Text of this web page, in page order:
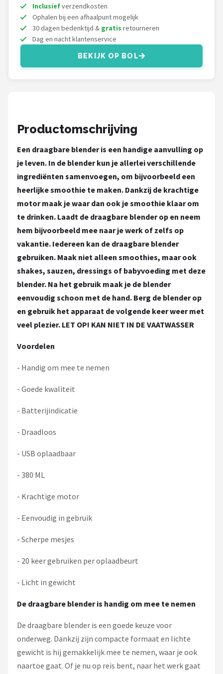
Inclusiefverzendkosten
Ophalen bij een afhaalpunt mogelijk
30 dagen bedenktijd & gratis retourneren
Dag en nacht klantenservice
BEKIJK OP BOL
Productomschrijving
Een draagbare blender is een handige aanvulling op
je leven. In de blender kun je allerlei verschillende
ingrediënten samenvoegen, om bijvoorbeeld een
heerlijke smoothie te maken. Dankzij de krachtige
motor maak je waar dan ook je smoothie klaar om
te drinken. Laadt de draagbare blender op en neem
hem bijvoorbeeld mee naar je werk of zelfs op
vakantie. Iedereen kan de draagbare blender
gebruiken. Maak niet alleen smoothies, maar ook
shakes, sauzen, dressings of babyvoeding met deze
blender. Na het gebruik maak je de blender
eenvoudig schoon met de hand. Berg de blender op
en gebruik het apparaat de volgende keer weer met
veel plezier. LET OP! KAN NIET IN DE VAATWASSER
Voordelen
- Handig om mee te nemen
- Goede kwaliteit
- Batterijindicatie
- Draadloos
- USB oplaadbaar
- 380 ML
- Krachtige motor
- Eenvoudig in gebruik
- Scherpe mesjes
- 20 keer gebruiken per oplaadbeurt
- Licht in gewicht
De draagbare blender is handig om mee te nemen
De draagbare blender is een goede keuze voor
onderweg. Dankzij zijn compacte formaat en lichte
gewicht is hij gemakkelijk mee te nemen, waar je ook
naartoe gaat. Of je nu op reis bent, naar het werk gaat